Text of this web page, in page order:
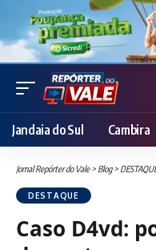
Jandaia do Sul Cambira
Jornal Repórter do Vale> Blog>
DESTAQUE
Caso D4vd: